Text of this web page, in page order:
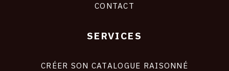
CONTACT
SERVICES
CRÉER SON CATALOGUE RAISONNÉ